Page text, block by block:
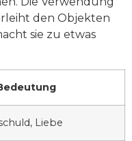
den Objekten
sie zu etwas
Liebe